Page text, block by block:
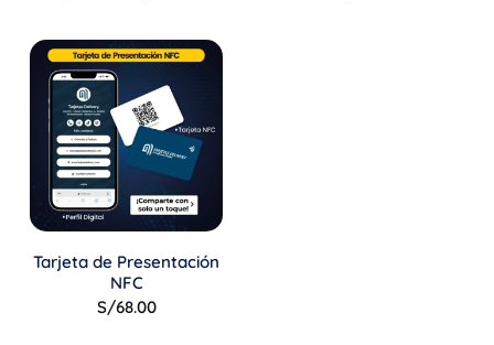
desde
S/45.00
hasta
Tarjeta de Presentación
NFC
S/68.00